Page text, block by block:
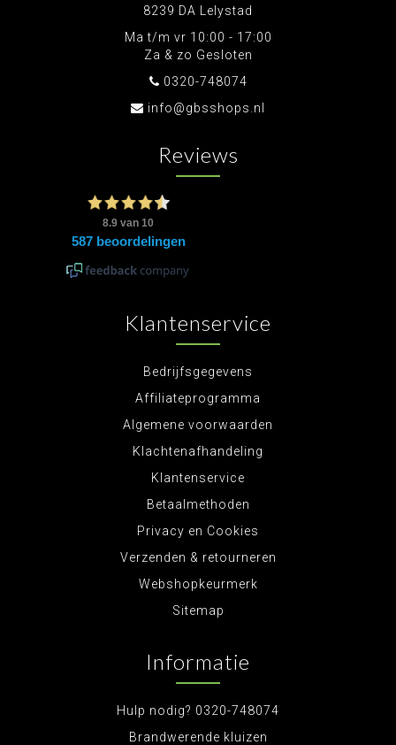
8239 DA Lelystad
Ma t/m vr 10:00 - 17:00
Za & zo Gesloten
0320-748074
info@gbsshops.nl
Reviews
Klantenservice
Bedrijfsgegevens
Affiliateprogramma
Algemene voorwaarden
Klachtenafhandeling
Klantenservice
Betaalmethoden
Privacy en Cookies
Verzenden & retourneren
Webshopkeurmerk
Sitemap
Informatie
Hulp nodig? 0320-748074
Brandwerende kluizen